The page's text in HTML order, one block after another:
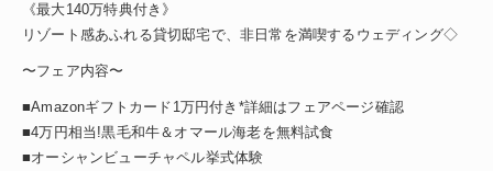
《最大140万特典付き》
リゾート感あふれる貸切邸宅で、非日常を満喫するウェディング◇
〜フェア内容〜
■Amazonギフトカード1万円付き*詳細はフェアページ確認
■4万円相当!黒毛和牛＆オマール海老を無料試食
■オーシャンビューチャペル挙式体験